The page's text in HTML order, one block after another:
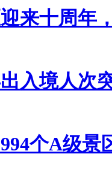
来十周年
入境人次
个A级